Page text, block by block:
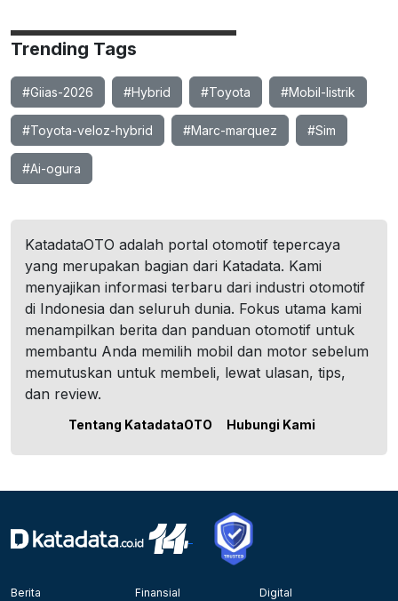
Trending Tags
#Giias-2026 #Hybrid #Toyota #Mobil-listrik
#Toyota-veloz-hybrid #Marc-marquez #Sim
#Ai-ogura
KatadataOTO adalah portal otomotif tepercaya
yang merupakan bagian dari Katadata. Kami
menyajikan informasi terbaru dari industri otomotif
di Indonesia dan seluruh dunia. Fokus utama kami
menampilkan berita dan panduan otomotif untuk
membantu Anda memilih mobil dan motor sebelum
memutuskan untuk membeli, lewat ulasan, tips,
dan review.
Tentang KatadataOTO Hubungi Kami
Berita
Finansial
Digital